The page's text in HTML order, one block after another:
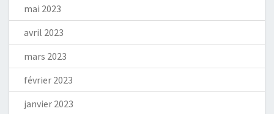
mai 2023
avril 2023
mars 2023
février 2023
janvier 2023